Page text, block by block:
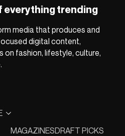
everything trending
media that produces and
digital content,
fashion, lifestyle, culture,
MAGAZINESDRAFT PICKS